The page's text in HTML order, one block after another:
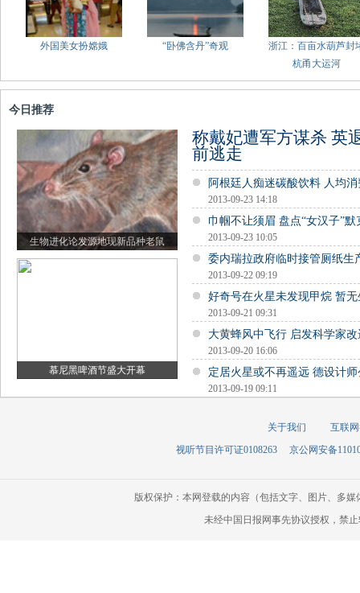
外国美女扮嫦娥 “卧佛含丹”奇观
浙江：百亩水葫芦封
杭甬大运河
今日推荐
生物进化论发源地现新品种老鼠
慕尼黑啤酒节盛大开幕
称戴妃遭军方谋杀 英
前逃走
阿根廷人痴迷碳酸饮料 人均
2013-09-23 14:18
巾帼不让须眉 盘点“女汉子”
2013-09-23 10:05
委内瑞拉政府临时接管厕纸生
2013-09-22 09:19
好奇号在火星未发现甲烷 暂
2013-09-21 09:31
大黄蜂风中飞行 启发科学家
2013-09-20 16:06
定居火星或不再遥远 德设计
2013-09-19 09:11
关于我们
互联
视听节目许可证0108263
京公网安备
版权保护：本网登载的内容（包括文字、图片、多
未经中国日报网事先协议授权，禁止